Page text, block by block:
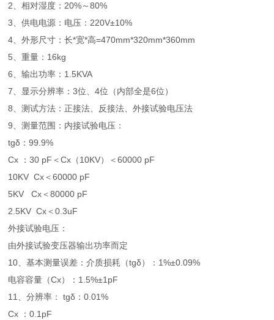
2、相对湿度：20%～80%
3、供电电源：电压：220V±10%
4、外形尺寸：长*宽*高=470mm*320mm*360mm
5、重量：16kg
6、输出功率：1.5KVA
7、显示分辨率：3位、4位（内部全是6位）
8、测试方法：正接法、反接法、外接试验电压法
9、测量范围：内接试验电压：
tgδ：99.9%
Cx ：30 pF＜Cx（10KV）＜60000 pF
10KV Cx＜60000 pF
5KV Cx＜80000 pF
2.5KV Cx＜0.3uF
外接试验电压：
由外接试验变压器输出功率而定
10、基本测量误差：介质损耗（tgδ）：1%±0.09%
电容容量（Cx）：1.5%±1pF
11、分辨率： tgδ：0.01%
Cx ：0.1pF